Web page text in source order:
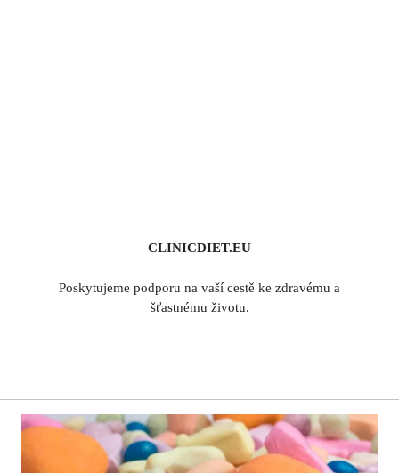
CLINICDIET.EU
Poskytujeme podporu na vaší cestě ke zdravému a
šťastnému životu.